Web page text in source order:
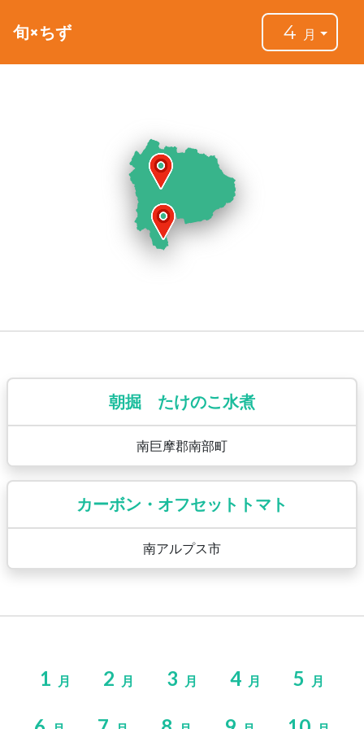
旬×ちず 4 月
朝掘 たけのこ水煮
南巨摩郡南部町
カーボン・オフセットトマト
南アルプス市
1 月 2 月 3 月 4 月 5 月